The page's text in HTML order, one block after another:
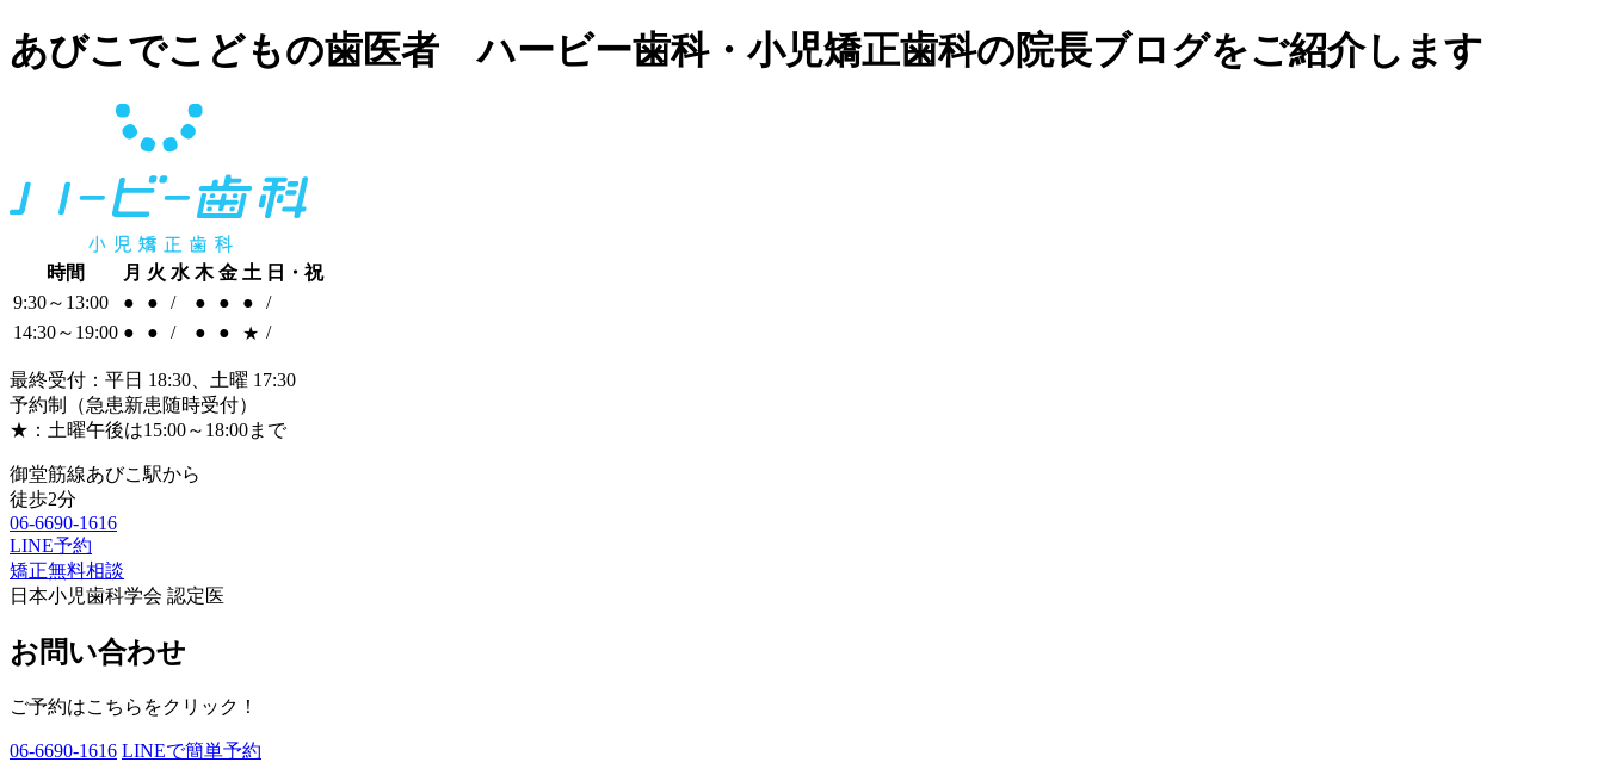
あびこでこどもの歯医者 ハービー歯科・小児矯正歯科の院長ブログをご紹介します
時間 月 火 水 木 金 土 日・祝
9:30～13:00
● ● / ● ● ●
/
14:30～19:00 ● ● / ● ● ★ /
最終受付：平日 18:30、土曜 17:30
予約制（急患新患随時受付）
★：土曜午後は15:00～18:00まで
御堂筋線あびこ駅から
徒歩2分
06-6690-1616
LINE予約
矯正無料相談
日本小児歯科学会 認定医
お問い合わせ
ご予約はこちらをクリック！
06-6690-1616 LINEで簡単予約